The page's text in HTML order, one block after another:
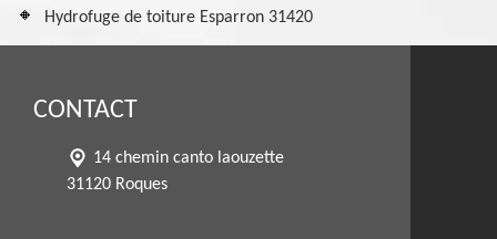
Hydrofuge de toiture Esparron 31420
CONTACT
14 chemin canto laouzette
31120 Roques